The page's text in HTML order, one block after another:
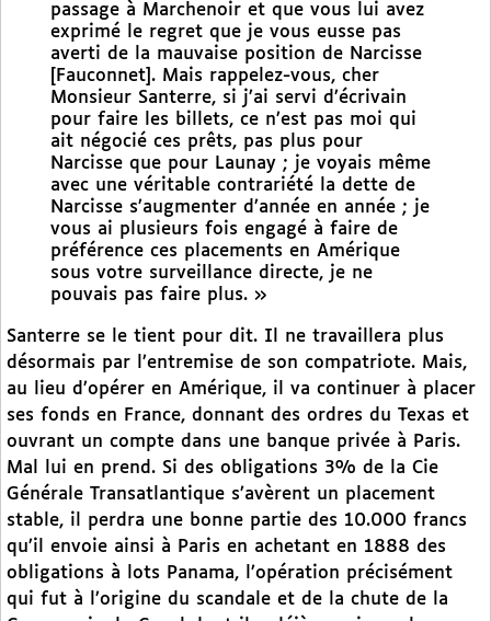
passage à Marchenoir et que vous lui avez
exprimé le regret que je vous eusse pas
averti de la mauvaise position de Narcisse
[Fauconnet]. Mais rappelez-vous, cher
Monsieur Santerre, si j’ai servi d’écrivain
pour faire les billets, ce n’est pas moi qui
ait négocié ces prêts, pas plus pour
Narcisse que pour Launay ; je voyais même
avec une véritable contrariété la dette de
Narcisse s’augmenter d’année en année ; je
vous ai plusieurs fois engagé à faire de
préférence ces placements en Amérique
sous votre surveillance directe, je ne
pouvais pas faire plus. »
Santerre se le tient pour dit. Il ne travaillera plus
désormais par l’entremise de son compatriote. Mais,
au lieu d’opérer en Amérique, il va continuer à placer
ses fonds en France, donnant des ordres du Texas et
ouvrant un compte dans une banque privée à Paris.
Mal lui en prend. Si des obligations 3% de la Cie
Générale Transatlantique s’avèrent un placement
stable, il perdra une bonne partie des 10.000 francs
qu’il envoie ainsi à Paris en achetant en 1888 des
obligations à lots Panama, l’opération précisément
qui fut à l’origine du scandale et de la chute de la